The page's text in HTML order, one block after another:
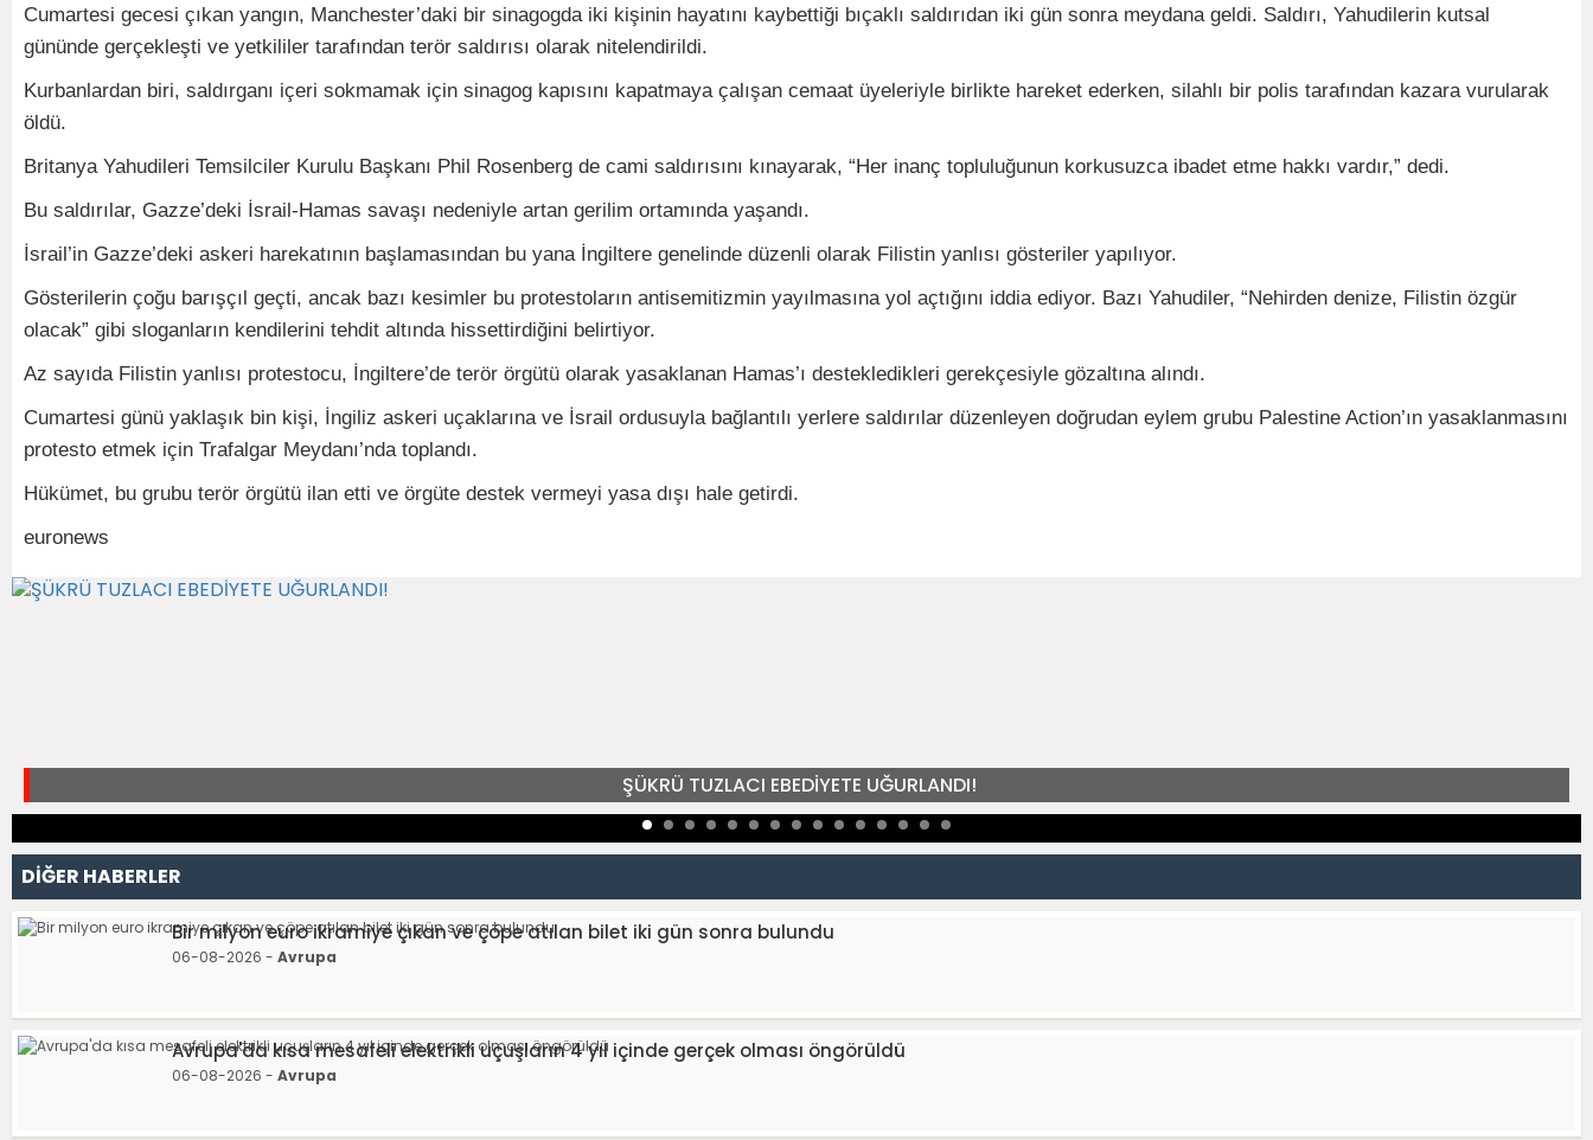
Cumartesi gecesi çıkan yangın, Manchester’daki bir sinagogda iki kişinin hayatını kaybettiği bıçaklı saldırıdan iki gün sonra meydana geldi. Saldırı, Yahudilerin kutsal
gününde gerçekleşti ve yetkililer tarafından terör saldırısı olarak nitelendirildi.
Kurbanlardan biri, saldırganı içeri sokmamak için sinagog kapısını kapatmaya çalışan cemaat üyeleriyle birlikte hareket ederken, silahlı bir polis tarafından kazara vurularak
öldü.
Britanya Yahudileri Temsilciler Kurulu Başkanı Phil Rosenberg de cami saldırısını kınayarak, “Her inanç topluluğunun korkusuzca ibadet etme hakkı vardır,” dedi.
Bu saldırılar, Gazze’deki İsrail-Hamas savaşı nedeniyle artan gerilim ortamında yaşandı.
İsrail’in Gazze’deki askeri harekatının başlamasından bu yana İngiltere genelinde düzenli olarak Filistin yanlısı gösteriler yapılıyor.
Gösterilerin çoğu barışçıl geçti, ancak bazı kesimler bu protestoların antisemitizmin yayılmasına yol açtığını iddia ediyor. Bazı Yahudiler, “Nehirden denize, Filistin özgür
olacak” gibi sloganların kendilerini tehdit altında hissettirdiğini belirtiyor.
Az sayıda Filistin yanlısı protestocu, İngiltere’de terör örgütü olarak yasaklanan Hamas’ı destekledikleri gerekçesiyle gözaltına alındı.
Cumartesi günü yaklaşık bin kişi, İngiliz askeri uçaklarına ve İsrail ordusuyla bağlantılı yerlere saldırılar düzenleyen doğrudan eylem grubu Palestine Action’ın yasaklanmasını
protesto etmek için Trafalgar Meydanı’nda toplandı.
Hükümet, bu grubu terör örgütü ilan etti ve örgüte destek vermeyi yasa dışı hale getirdi.
euronews
ŞÜKRÜ TUZLACI EBEDİYETE UĞURLANDI!
DİĞER HABERLER
Bir milyon euro ikramiye çıkan ve çöpe atılan bilet iki gün sonra bulundu
06-08-2026 - Avrupa
Avrupa'da kısa mesafeli elektrikli uçuşların 4 yıl içinde gerçek olması öngörüldü
06-08-2026 - Avrupa